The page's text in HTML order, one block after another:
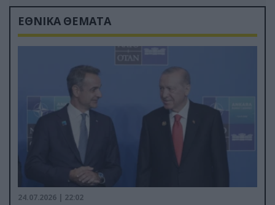
ΕΘΝΙΚΑ ΘΕΜΑΤΑ
24.07.2026 | 22:02